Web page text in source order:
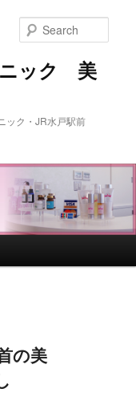
ニック 美
ック・JR水戸駅前
の美